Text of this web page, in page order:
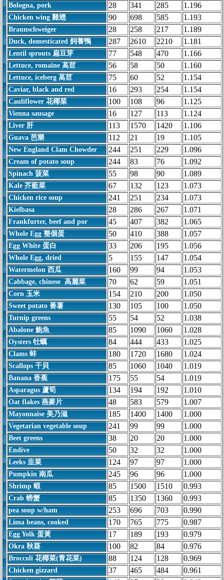
Bologna, pork 28 341 285 1.196
Chicken wing 雞翅 90 698 585 1.193
Braunschweiger 28 258 217 1.189
Duck, domesticated 飼養鴨 287 2610 2210 1.181
Lentil sprouts 扁豆芽 77 548 470 1.166
Lettuce, romaine 萵苣 56 58 50 1.160
Lettuce, iceberg 萵苣 75 60 52 1.154
Caviar, black and red 16 293 254 1.154
Cauliflower 花椰菜 100 108 96 1.125
Vienna sausage 16 127 113 1.124
Liver 肝 113 1570 1420 1.106
Guava 芭樂 112 21 19 1.105
New England Clam Chowder 244 251 229 1.096
Cream of potato soup 244 83 76 1.092
Spinach 菠菜 55 98 90 1.089
Kale 芥藍菜 67 132 123 1.073
Chicken rice soup 241 251 234 1.073
Kielbasa 28 286 267 1.071
Frankfurter, beef and por 45 407 382 1.065
Whole Egg 整個蛋 50 410 388 1.057
Egg White 蛋白 33 206 195 1.056
Whole Egg, dried 5 155 147 1.054
Watermelon 西瓜 160 99 94 1.053
Cabbage, chinese 高麗菜 70 62 59 1.051
Corn 玉米 154 210 200 1.050
Sweet potato 番薯 130 105 100 1.050
Turnip greens 55 54 52 1.038
Abalone 鮑魚 85 1090 1060 1.028
Oysters 牡蠣 84 444 433 1.025
Clams 蚌 180 1720 1680 1.024
Scallops 干貝 85 1060 1040 1.019
Banana 香蕉 175 55 54 1.019
Asparagus 蘆筍 134 194 192 1.010
Oat flakes 燕麥片 48 583 579 1.007
Mayonnaise 美乃滋 185 1400 1400 1.000
Vegetarian vegetable soup 241 99 99 1.000
Beet greens 38 20 20 1.000
Endive 50 32 32 1.000
Leeks 韭菜 124 97 97 1.000
Pumpkin 南瓜 245 96 96 1.000
Shrimp 蝦 85 1500 1510 0.993
Crab 螃蟹 85 1350 1360 0.993
pea soup w/ham 253 696 703 0.990
Lima beans, cooked 170 765 775 0.987
Egg Yolk 蛋黃 17 189 193 0.979
Okra 秋葵 100 82 84 0.976
Broccoli 花椰菜(青花菜) 88 124 128 0.969
Chicken gizzard 37 465 484 0.961